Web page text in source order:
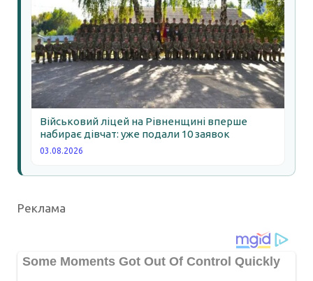
Військовий ліцей на Рівненщині вперше
набирає дівчат: уже подали 10 заявок
03.08.2026
Реклама